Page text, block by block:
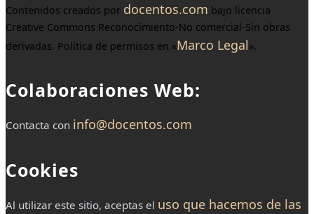
Contenidos creados por docentos.com bajo licencia
Creative Commons Reconocimiento-No comercial-Sin obras
derivadas. Política de permisos en «Marco Legal».
Colaboraciones Web:
Contacta con info@docentos.com
Cookies
Al utilizar este sitio, aceptas el uso que hacemos de las